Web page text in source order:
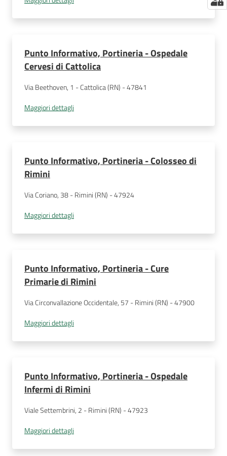
Punto Informativo, Portineria - Ospedale
Cervesi di Cattolica
Via Beethoven, 1 - Cattolica (RN) - 47841
Maggiori dettagli
Punto Informativo, Portineria - Colosseo di
Rimini
Via Coriano, 38 - Rimini (RN) - 47924
Maggiori dettagli
Punto Informativo, Portineria - Cure
Primarie di Rimini
Via Circonvallazione Occidentale, 57 - Rimini (RN) - 47900
Maggiori dettagli
Punto Informativo, Portineria - Ospedale
Infermi di Rimini
Viale Settembrini, 2 - Rimini (RN) - 47923
Maggiori dettagli